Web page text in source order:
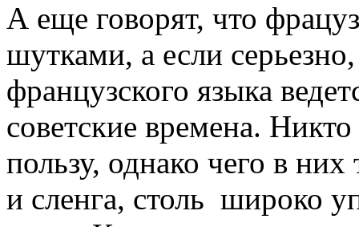
А еще говорят, что
шутками, а если
французского языка
советские времена.
пользу, однако чего в
и сленга, столь широко